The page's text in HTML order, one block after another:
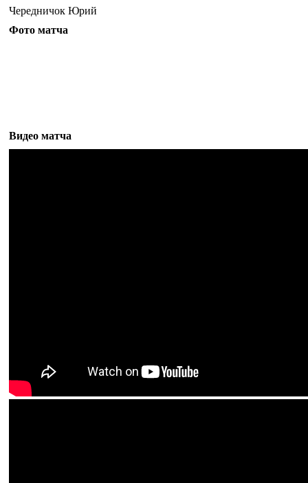
Чередничок Юрий
Фото матча
Видео матча